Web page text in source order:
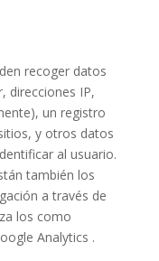
recoger datos
direcciones IP,
un registro
y otros datos
al usuario.
también los
a través de
los como
Analytics .